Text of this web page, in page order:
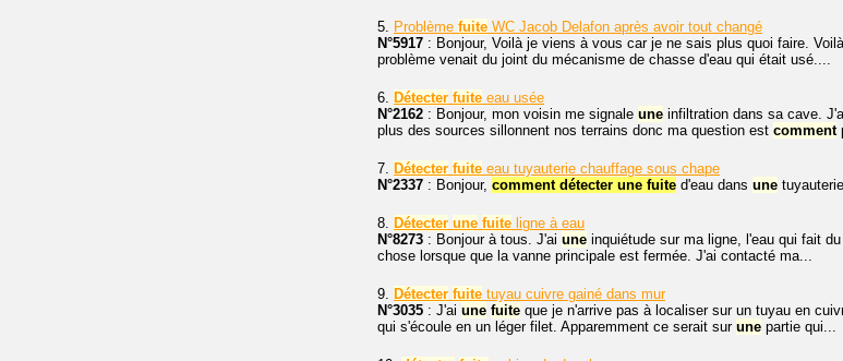
5. Problème fuite WC Jacob Delafon après avoir tout changé
N°5917 : Bonjour, Voilà je viens à vous car je ne sais plus quoi faire.
problème venait du joint du mécanisme de chasse d'eau qui était usé....
6. Détecter fuite eau usée
N°2162 : Bonjour, mon voisin me signale une infiltration dans sa cave.
plus des sources sillonnent nos terrains donc ma question est comment
7. Détecter fuite eau tuyauterie chauffage sous chape
N°2337 : Bonjour, comment détecter une fuite d'eau dans une
8. Détecter une fuite ligne à eau
N°8273 : Bonjour à tous. J'ai une inquiétude sur ma ligne, l'eau qui fait
chose lorsque que la vanne principale est fermée. J'ai contacté ma...
9. Détecter fuite tuyau cuivre gainé dans mur
N°3035 : J'ai une fuite que je n'arrive pas à localiser sur un tuyau en
qui s'écoule en un léger filet. Apparemment ce serait sur une partie qui...